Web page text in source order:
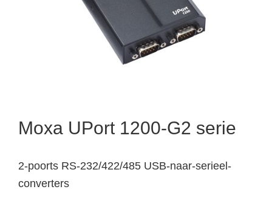
Moxa UPort 1200-G2 serie
2-poorts RS-232/422/485 USB-naar-serieel-
converters